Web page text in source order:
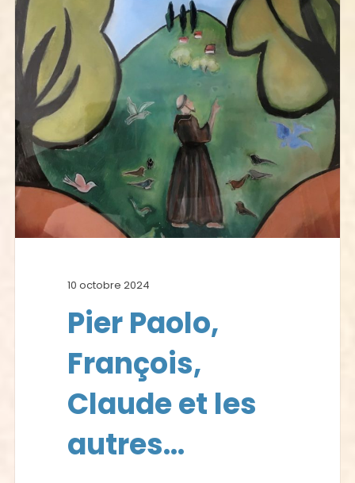
10 octobre 2024
Pier Paolo,
François,
Claude et les
autres…